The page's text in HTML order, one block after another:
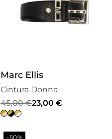
Marc Ellis
Cintura Donna
45,00€
Il
prezzo
originale
23,00 €
Il
prezzo
attuale
-50%